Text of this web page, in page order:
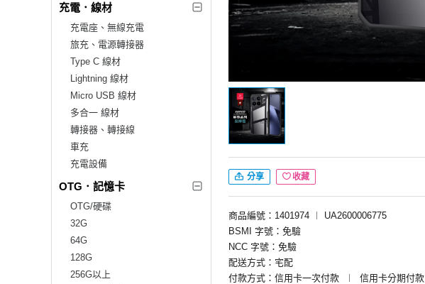
充電．線材
充電座、無線充電
旅充、電源轉接器
Type C 線材
Lightning 線材
Micro USB 線材
多合一 線材
轉接器、轉接線
車充
充電設備
OTG．記憶卡
OTG/硬碟
32G
64G
128G
256G以上
分享 收藏
商品編號：1401974 ︱
UA2600006775
BSMI 字號：免驗
NCC 字號：免驗
配送方式：宅配
付款方式：信用卡一次付款
︱ 信用卡分期付款